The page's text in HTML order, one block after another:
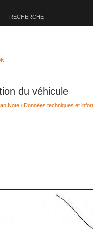
RECHERCHE
du véhicule
Note / Données techniques et